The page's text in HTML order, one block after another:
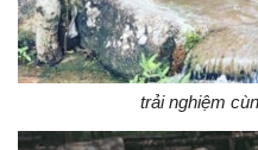
trải nghiệm